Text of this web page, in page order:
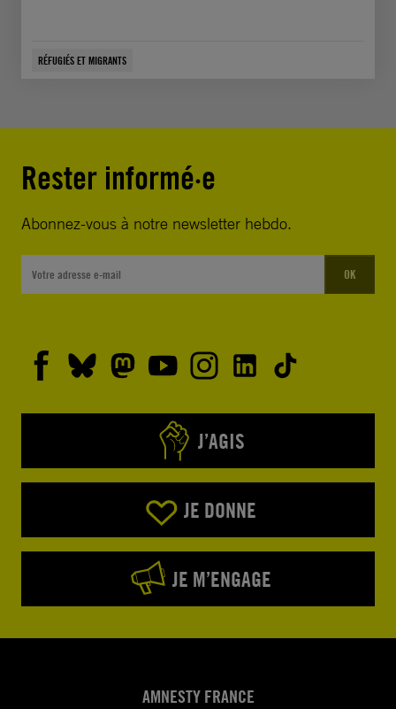
RÉFUGIÉS ET MIGRANTS
Rester informé·e
Abonnez-vous à notre newsletter hebdo.
OK
J’AGIS
JE DONNE
JE M’ENGAGE
AMNESTY FRANCE